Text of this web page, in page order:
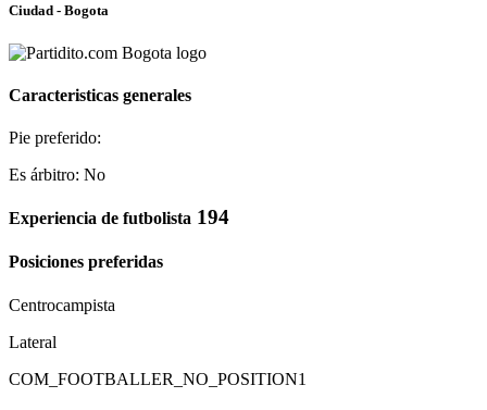
Ciudad - Bogota
Caracteristicas generales
Pie preferido:
Es árbitro: No
Experiencia de futbolista 194
Posiciones preferidas
Centrocampista
Lateral
COM_FOOTBALLER_NO_POSITION1